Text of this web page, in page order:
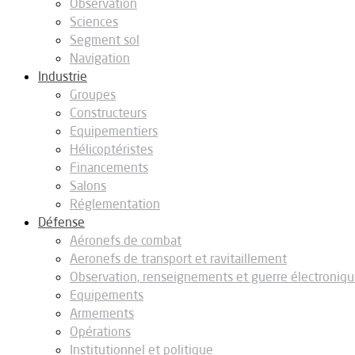
Observation
Sciences
Segment sol
Navigation
Industrie
Groupes
Constructeurs
Equipementiers
Hélicoptéristes
Financements
Salons
Réglementation
Défense
Aéronefs de combat
Aeronefs de transport et ravitaillement
Observation, renseignements et guerre
Equipements
Armements
Opérations
Institutionnel et politique